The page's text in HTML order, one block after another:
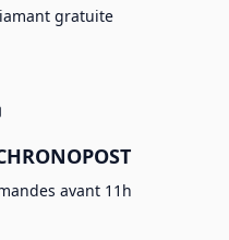
gratuite
avant 11h